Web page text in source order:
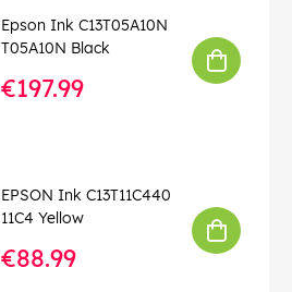
Epson Ink C13T05A10N
T05A10N Black
€197.99
EPSON Ink C13T11C440
11C4 Yellow
€88.99